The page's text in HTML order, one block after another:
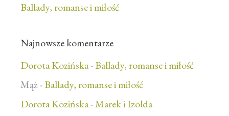
Ballady, romanse i miłość
Najnowsze komentarze
Dorota Kozińska-Ballady, romanse i miłość
Mąż-Ballady, romanse i miłość
Dorota Kozińska-Marek i Izolda